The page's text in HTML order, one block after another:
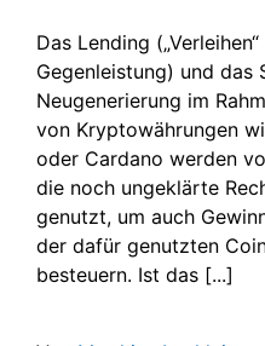
Das Lending
Gegenleistung) und das
Neugenerierung im
von Kryptowährungen
oder Cardano werden
die noch ungeklärte
genutzt, um auch
der dafür genutzten
besteuern. Ist das [...]